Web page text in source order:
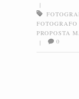
|
PROPOSTA
|
0